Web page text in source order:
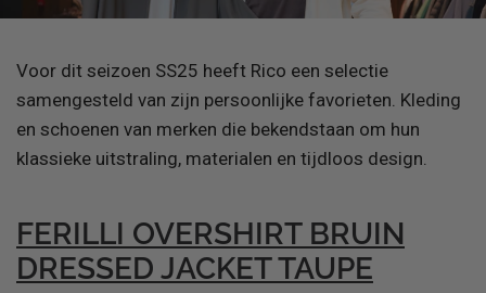
Voor dit seizoen SS25 heeft Rico een selectie
samengesteld van zijn persoonlijke favorieten. Kleding
en schoenen van merken die bekendstaan om hun
klassieke uitstraling, materialen en tijdloos design.
FERILLI OVERSHIRT BRUIN
DRESSED JACKET TAUPE